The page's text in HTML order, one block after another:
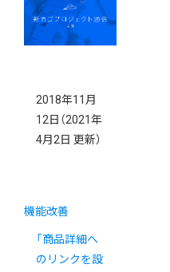
2018」のご案
内
2018年11月
12日 （2021年
4月2日 更新）
機能改善
「商品詳細へ
のリンクを設